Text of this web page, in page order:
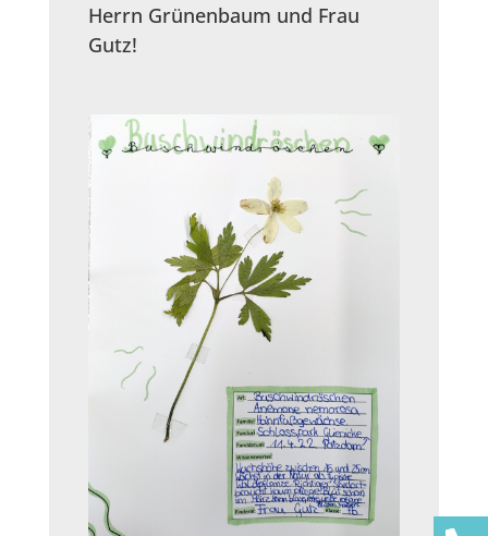
Herrn Grünenbaum und Frau
Gutz!